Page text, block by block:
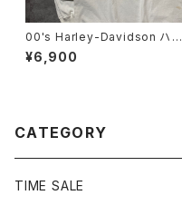
00's Harley-Davidson ハー
レーダビッドソン スカル セン
ター刺繍ロゴ ホワイト 白
¥6,900
CATEGORY
TIME SALE